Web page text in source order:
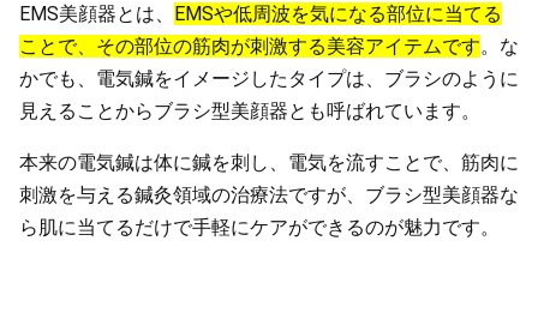
EMS美顔器とは、 EMSや低周波を気になる部位に当てる
ことで、その部位の筋肉が刺激する美容アイテムです。な
かでも、電気鍼をイメージしたタイプは、ブラシのように
見えることからブラシ型美顔器とも呼ばれています。
本来の電気鍼は体に鍼を刺し、電気を流すことで、筋肉に
刺激を与える鍼灸領域の治療法ですが、ブラシ型美顔器な
ら肌に当てるだけで手軽にケアができるのが魅力です。